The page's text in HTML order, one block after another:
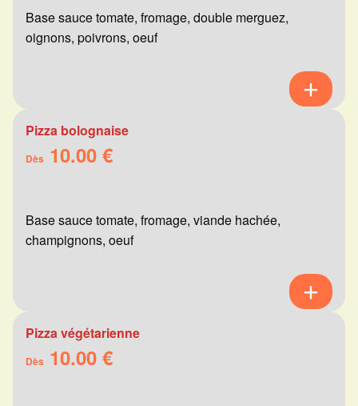
Base sauce tomate, fromage, double merguez,
oignons, poivrons, oeuf
Pizza bolognaise
Dès 10.00 €
Base sauce tomate, fromage, viande hachée,
champignons, oeuf
Pizza végétarienne
Dès 10.00 €